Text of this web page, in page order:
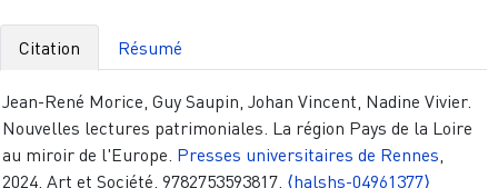
Citation Résumé
Jean-René Morice, Guy Saupin, Johan Vincent, Nadine Vivier.
Nouvelles lectures patrimoniales. La région Pays de la Loire
au miroir de l'Europe. Presses universitaires de Rennes,
2024, Art et Société, 9782753593817. ⟨halshs-04961377⟩